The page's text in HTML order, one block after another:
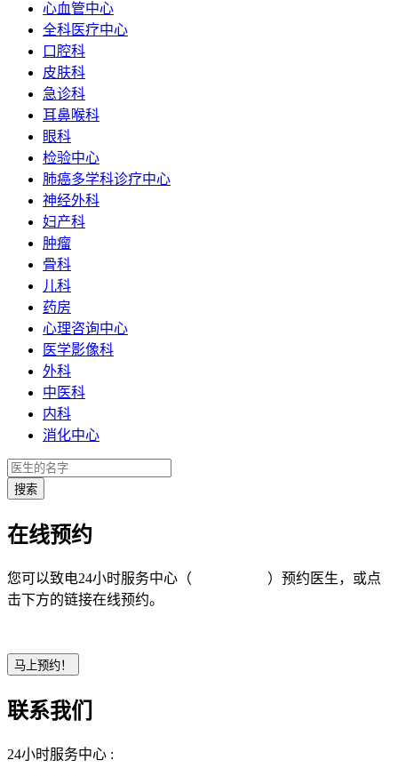
心血管中心
全科医疗中心
口腔科
皮肤科
急诊科
耳鼻喉科
眼科
检验中心
肺癌多学科诊疗中心
神经外科
妇产科
肿瘤
骨科
儿科
药房
心理咨询中心
医学影像科
外科
中医科
内科
消化中心
在线预约
您可以致电24小时服务中心（
）预约医生，或点
击下方的链接在线预约。
联系我们
24小时服务中心 :